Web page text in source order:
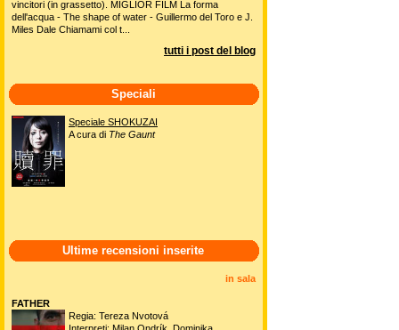
vincitori (in grassetto). MIGLIOR FILM La forma
dell'acqua - The shape of water - Guillermo del Toro e J.
Miles Dale Chiamami col t...
tutti i post del blog
Speciali
Speciale SHOKUZAI
A cura di The Gaunt
Ultime recensioni inserite
in sala
FATHER
Regia: Tereza Nvotová